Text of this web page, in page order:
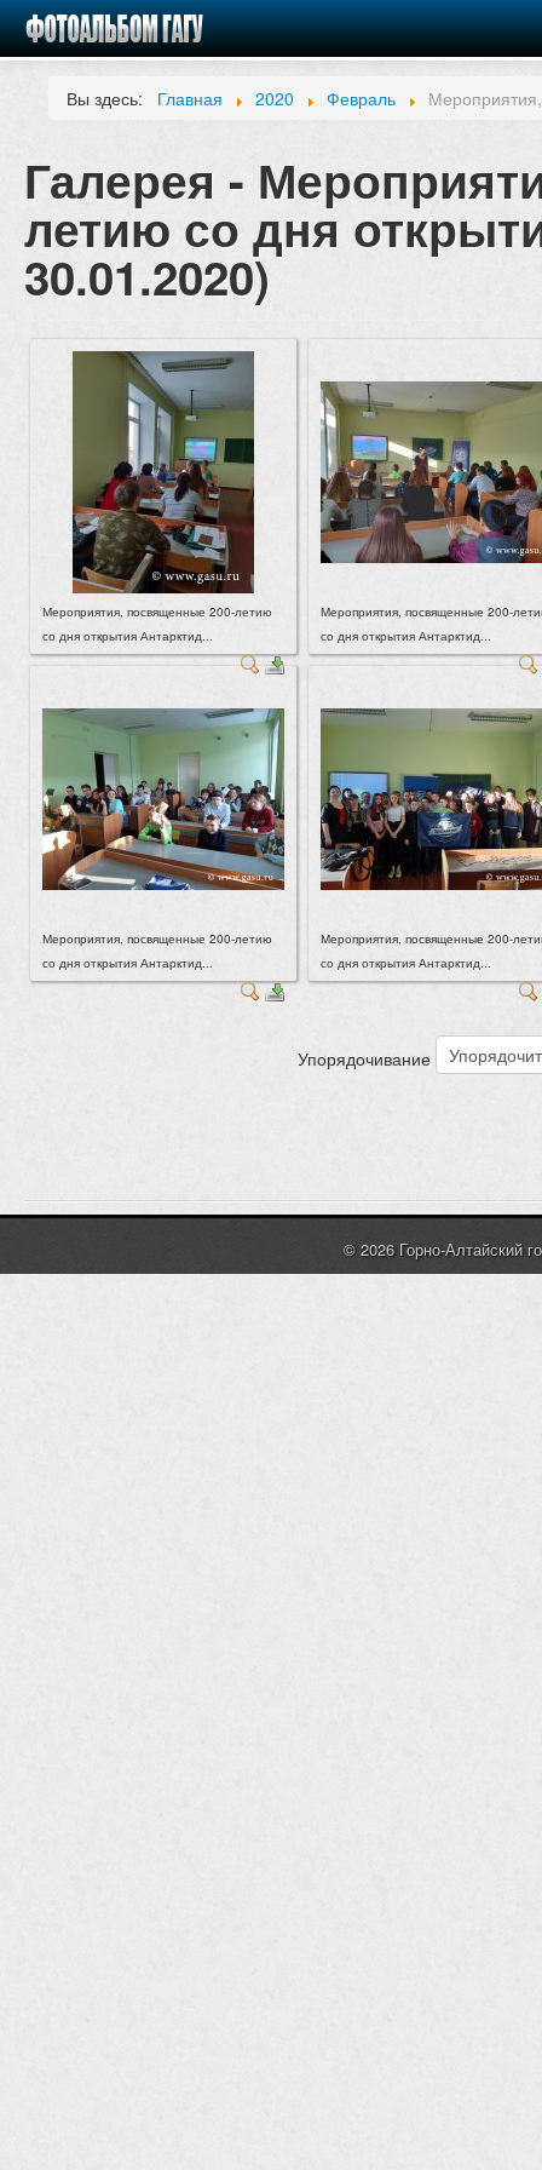
Вы здесь: Главная 2020 Февраль
Галерея -
летию со дня
30.01.2020)
Мероприятия, посвященные 200-летию
со дня открытия Антарктид...
Мероприятия, посвященные 200-
со дня открытия Антарктид...
Мероприятия, посвященные 200-летию
со дня открытия Антарктид...
Мероприятия, посвященные 200-
со дня открытия Антарктид...
Упорядочивание
© 2026 Горно-Алтайский